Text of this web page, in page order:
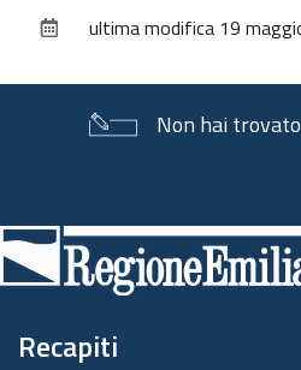
documentoultima modifica 19
Non hai
di
pagina
Recapiti